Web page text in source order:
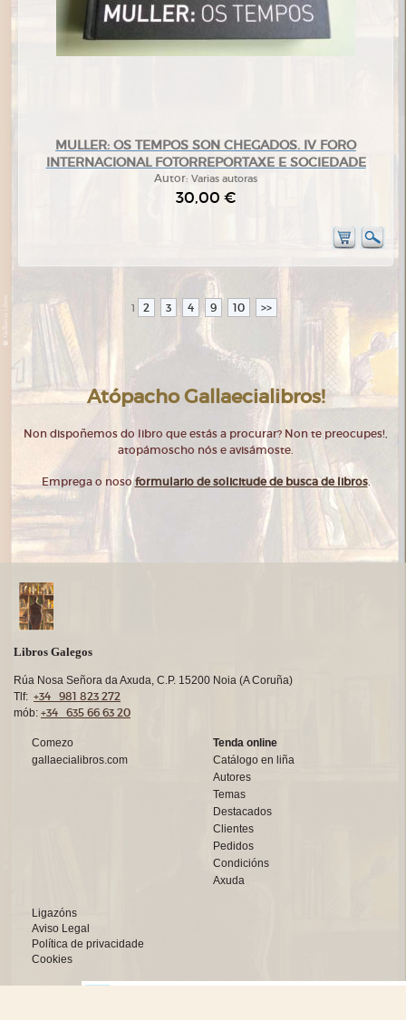
MULLER: OS TEMPOS SON CHEGADOS. IV FORO
INTERNACIONAL FOTORREPORTAXE E SOCIEDADE
Autor: Varias autoras
30,00 €
1 2 3 4 9 10 >>
Atópacho Gallaecialibros!
Non dispoñemos do libro que estás a procurar? Non te preocupes!,
atopámoscho nós e avisámoste.
Emprega o nosoformulario de solicitude de busca de libros.
Libros Galegos
Rúa Nosa Señora da Axuda, C.P. 15200 Noia (A Coruña)
Tlf: +34 981 823 272
mób: +34 635 66 63 20
Comezo
gallaecialibros.com
Tenda online
Catálogo en liña
Autores
Temas
Destacados
Clientes
Pedidos
Condicións
Axuda
Ligazóns
Aviso Legal
Política de privacidade
Cookies